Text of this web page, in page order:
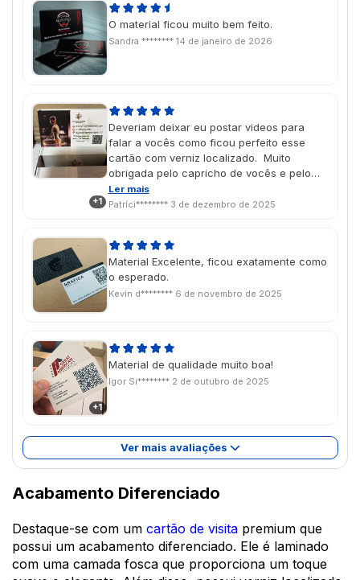
O material ficou muito bem feito.
Sandra ******** 14 de janeiro de 2026
+1
Deveriam deixar eu postar videos para
falar a vocês como ficou perfeito esse
cartão com verniz localizado. Muito
obrigada pelo capricho de vocês e pelo
trabalho de qualidade.
Ler mais
Patríci******** 3 de dezembro de 2025
Material Excelente, ficou exatamente como
o esperado.
Kevin d******** 6 de novembro de 2025
+1
Material de qualidade muito boa!
Igor Si******** 2 de outubro de 2025
Ver mais avaliações
Acabamento Diferenciado
Destaque-se com um cartão de visita premium que
possui um acabamento diferenciado. Ele é laminado
com uma camada fosca que proporciona um toque